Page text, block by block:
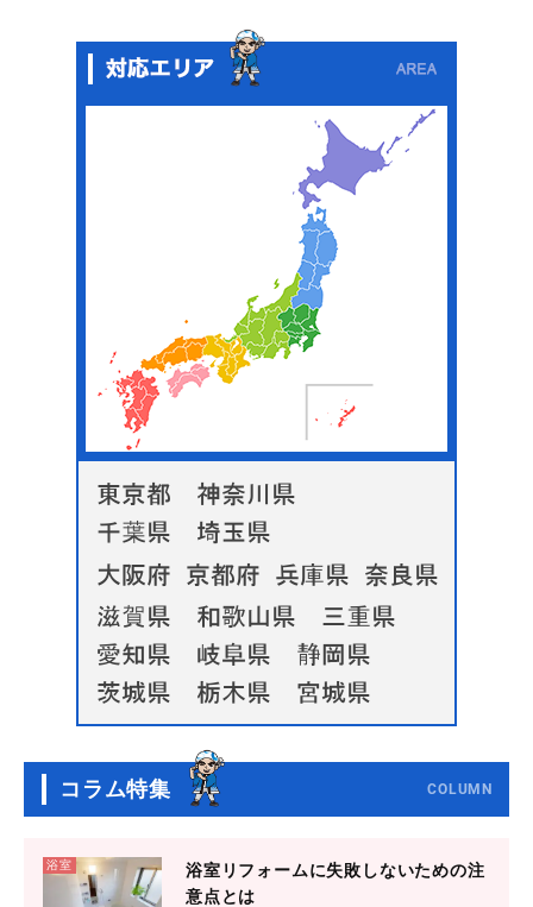
コラム特集 COLUMN
浴室
浴室リフォームに失敗しないための注
意点とは